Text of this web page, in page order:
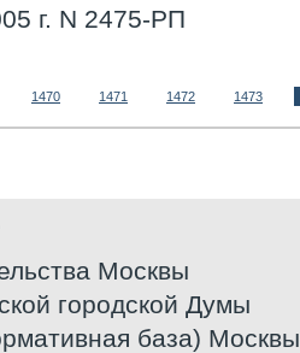
г. N 2475-РП
1470 1471 1472 1473
Москвы
городской Думы
база) Москвы